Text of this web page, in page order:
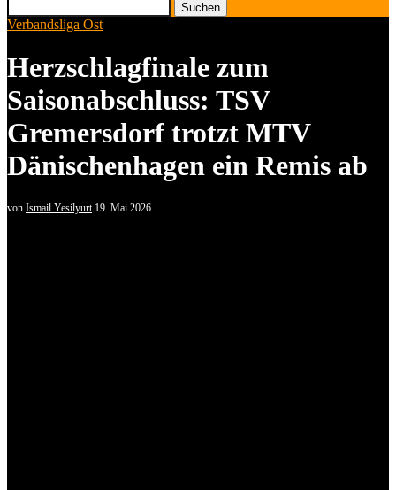
Suchen
Verbandsliga Ost
Herzschlagfinale zum
Saisonabschluss: TSV
Gremersdorf trotzt MTV
Dänischenhagen ein Remis ab
von Ismail Yesilyurt 19. Mai 2026